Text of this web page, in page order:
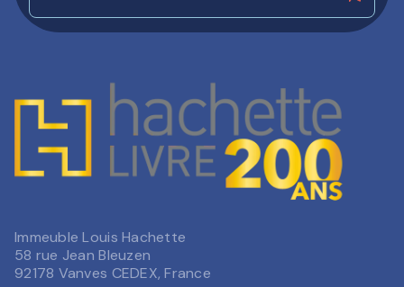
Immeuble Louis Hachette
58 rue Jean Bleuzen
92178 Vanves CEDEX, France